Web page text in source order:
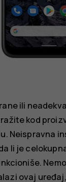
ili
kod
Neispravna
li je
ovaj